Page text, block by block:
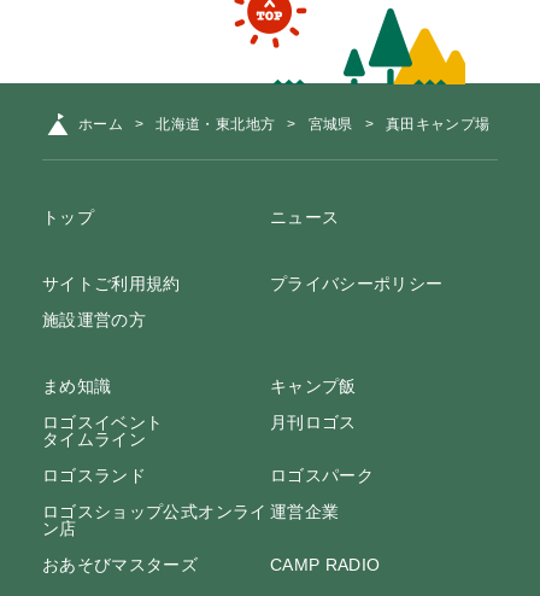
ホーム 北海道・東北地方 宮城県 真田キャンプ場
トップ ニュース
サイトご利用規約
プライバシーポリシー
施設運営の方
まめ知識
キャンプ飯
ロゴスイベント
タイムライン
月刊ロゴス
ロゴスランド
ロゴスパーク
ロゴスショップ公式オンライ
ン店
運営企業
おあそびマスターズ CAMP RADIO